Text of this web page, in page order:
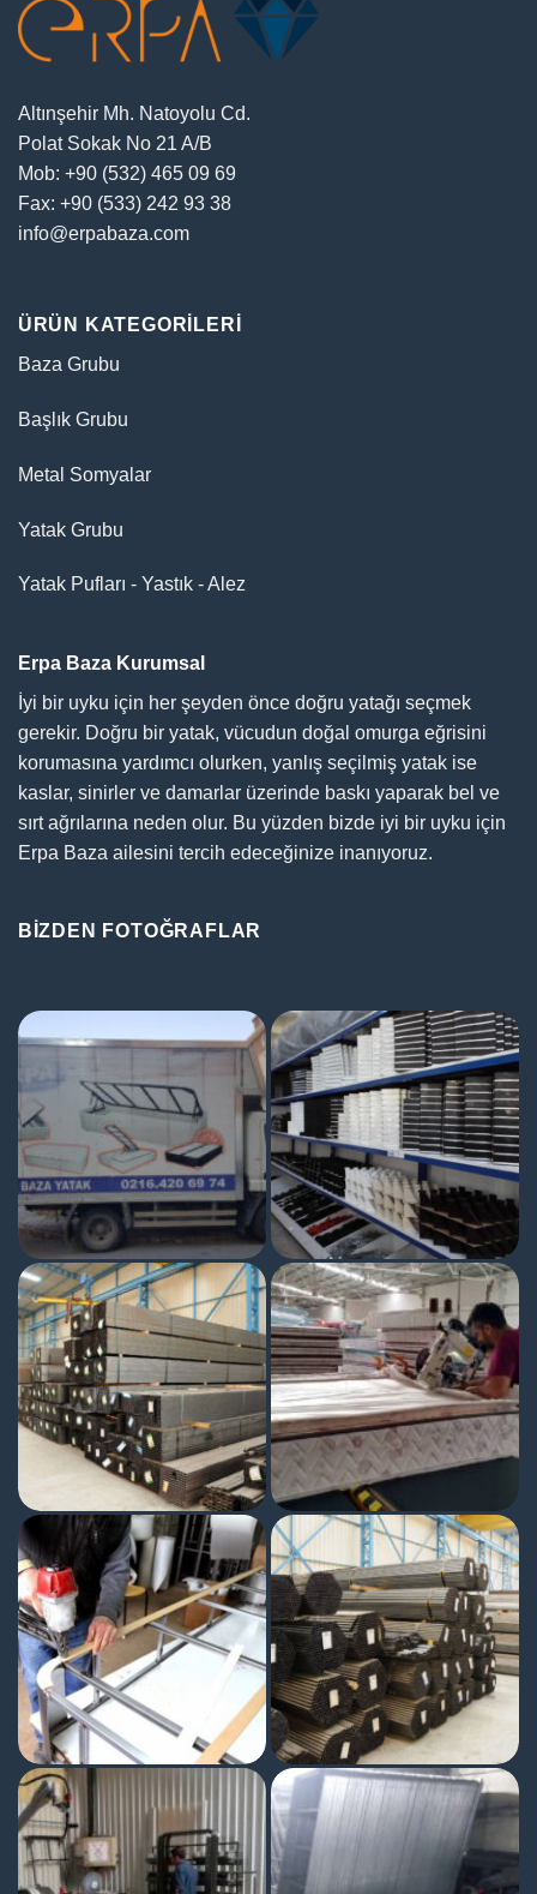
Altınşehir Mh. Natoyolu Cd.
Polat Sokak No 21 A/B
Mob: +90 (532) 465 09 69
Fax: +90 (533) 242 93 38
info@erpabaza.com
ÜRÜN KATEGORILERI
Baza Grubu
Başlık Grubu
Metal Somyalar
Yatak Grubu
Yatak Pufları - Yastık - Alez
Erpa Baza Kurumsal
İyi bir uyku için her şeyden önce doğru yatağı seçmek
gerekir. Doğru bir yatak, vücudun doğal omurga eğrisini
korumasına yardımcı olurken, yanlış seçilmiş yatak ise
kaslar, sinirler ve damarlar üzerinde baskı yaparak bel ve
sırt ağrılarına neden olur. Bu yüzden bizde iyi bir uyku için
Erpa Baza ailesini tercih edeceğinize inanıyoruz.
BIZDEN FOTOĞRAFLAR